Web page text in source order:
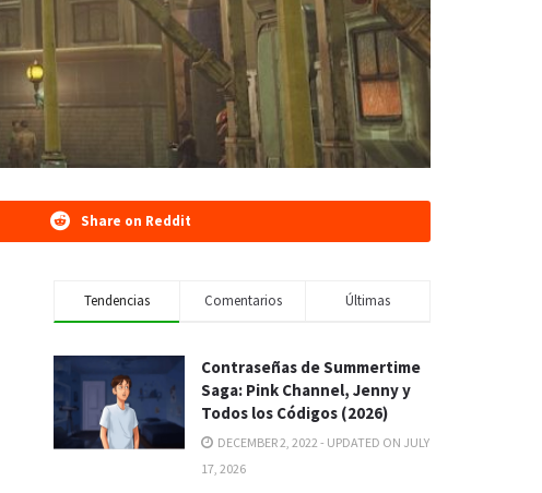
Share on Reddit
Tendencias Comentarios Últimas
Contraseñas de Summertime
Saga: Pink Channel, Jenny y
Todos los Códigos (2026)
DECEMBER 2, 2022 - UPDATED ON JULY
17, 2026